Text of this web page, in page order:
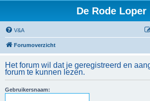
De Rode Loper
V&A
Forumoverzicht
Het forum wil dat je geregistreerd en
forum te kunnen lezen.
Gebruikersnaam: